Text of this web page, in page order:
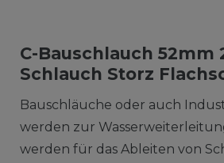
C-Bauschlauch 52mm
Schlauch Storz
Bauschläuche oder auch
werden zur
werden für das Ableiten von